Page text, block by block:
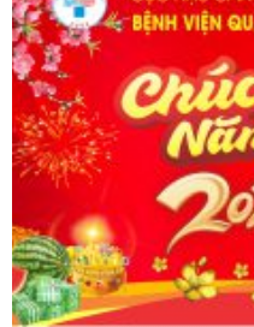
Sôi nổi các hoạt động chào đón
13/02/2026